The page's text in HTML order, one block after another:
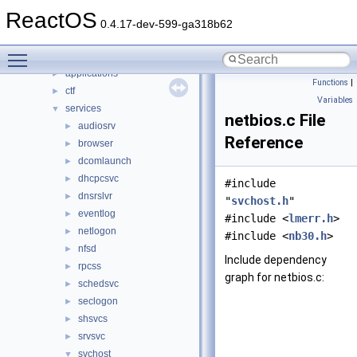
ReactOS 0.4.17-dev-599-ga318b62
▼ Files
► applications
► ctf
▼ services
► audiosrv
► browser
► dcomlaunch
► dhcpcsvc
► dnsrslvr
► eventlog
► netlogon
► nfsd
► rpcss
► schedsvc
► seclogon
► shsvcs
► srvsvc
▼ svchost
Functions |
Variables
netbios.c File
Reference
#include
"svchost.h"
#include <lmerr.h>
#include <nb30.h>
Include dependency
graph for netbios.c: